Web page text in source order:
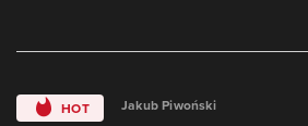
HOT Jakub Piwoński